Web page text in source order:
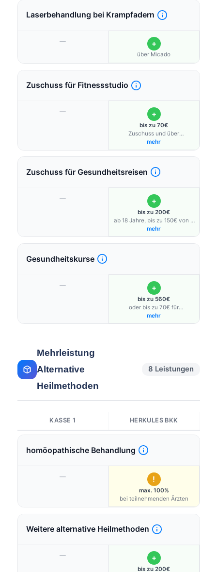
Laserbehandlung bei Krampfadern
— +
über Micado
Zuschuss für Fitnessstudio
— +
bis zu 70€
Zuschuss und über
Bonusprogramm möglich
mehr
Zuschuss für Gesundheitsreisen
— +
bis zu 200€
ab 18 Jahre, bis zu 150€ von 6
bis 17 Jahre
mehr
Gesundheitskurse
— +
bis zu 560€
oder bis zu 70€ für
Präventionskurse außerhalb
des Präventionsleitfadens
mehr
Mehrleistung
Alternative
Heilmethoden
8 Leistungen
KASSE 1 HERKULES BKK
homöopathische Behandlung
— !
max. 100%
bei teilnehmenden Ärzten
Weitere alternative Heilmethoden
— +
bis zu 200€